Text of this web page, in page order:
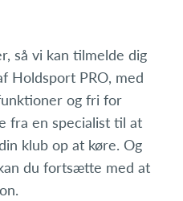
så vi kan tilmelde dig
Holdsport PRO, med
og fri for
fra en specialist til at
klub op at køre. Og
du fortsætte med at